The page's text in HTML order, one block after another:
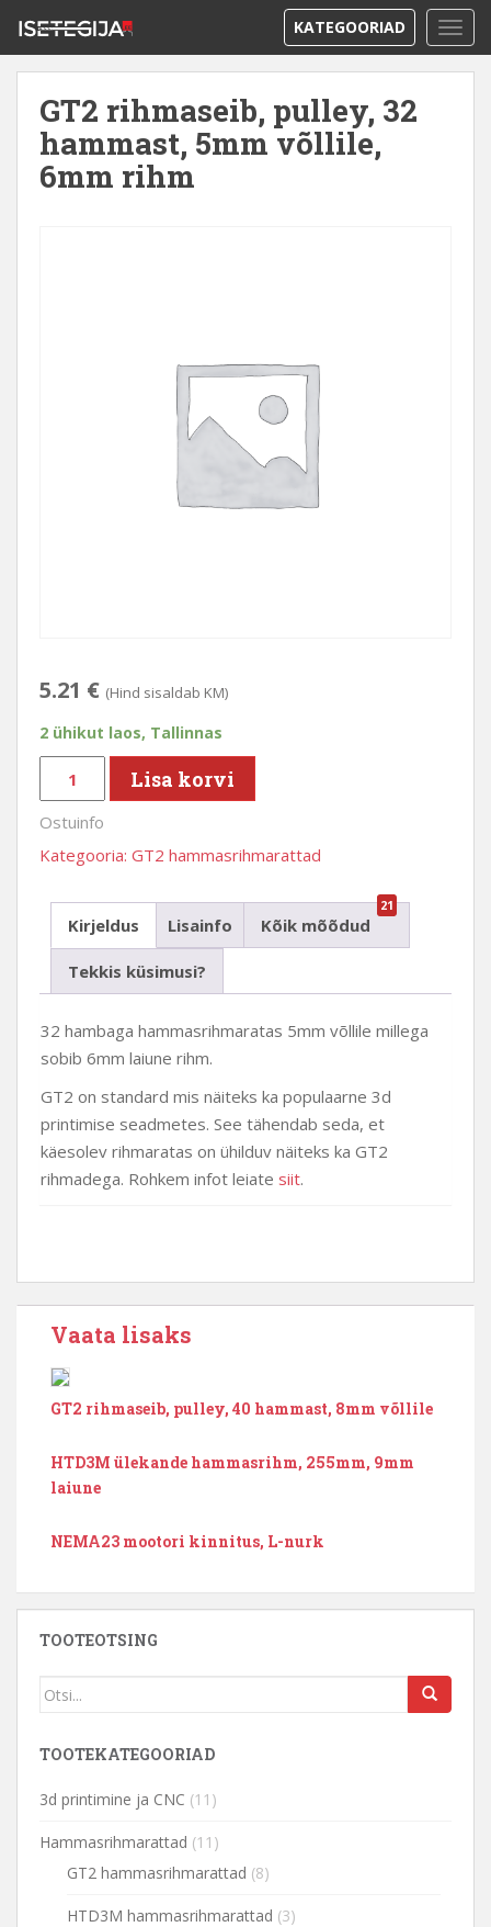
KATEGOORIAD
GT2 rihmaseib, pulley, 32
hammast, 5mm võllile,
6mm rihm
5.21 € (Hind sisaldab KM)
2 ühikut laos, Tallinnas
rihmaseib,
pulley,
32
5mm
võllile,
rihm
Lisa korvi
Ostuinfo
Kategooria: GT2 hammasrihmarattad
Kirjeldus Lisainfo Kõik mõõdud
21
Tekkis küsimusi?
32 hambaga hammasrihmaratas 5mm võllile millega
sobib 6mm laiune rihm.
GT2 on standard mis näiteks ka populaarne 3d
printimise seadmetes. See tähendab seda, et
käesolev rihmaratas on ühilduv näiteks ka GT2
rihmadega. Rohkem infot leiate siit.
Vaata lisaks
GT2 rihmaseib, pulley, 40 hammast, 8mm võllile
HTD3M ülekande hammasrihm, 255mm, 9mm
laiune
NEMA23 mootori kinnitus, L-nurk
TOOTEOTSING
TOOTEKATEGOORIAD
3d printimine ja CNC (11)
Hammasrihmarattad (11)
GT2 hammasrihmarattad (8)
HTD3M hammasrihmarattad (3)